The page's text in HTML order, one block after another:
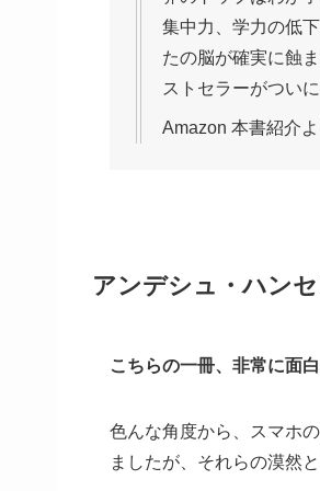
集中力、学力の低
たの脳が確実に蝕
ストセラーがついに
Amazon 本書紹介
アンデシュ・ハン
こちらの一冊、非常に面白
色んな角度から、スマホ
ましたが、それらの漠然